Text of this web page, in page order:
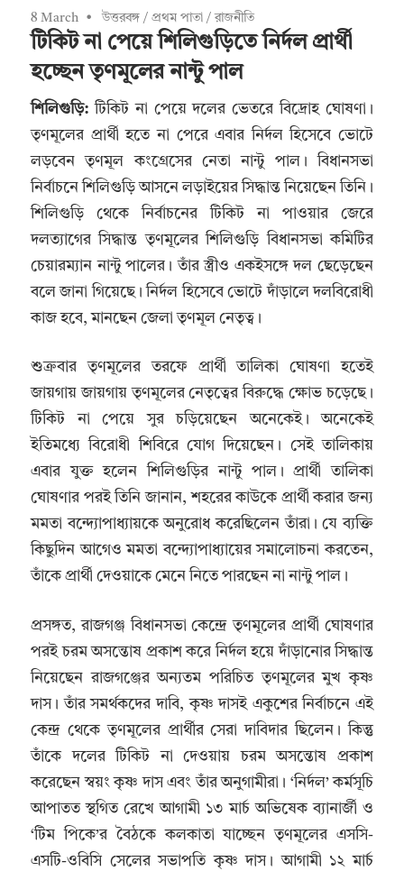
8 March উত্তরবঙ্গ / প্রথম পাতা /রাজনীতি
টিকিট না পেয়ে শিলিগুড়িতে নির্দল প্রার্থী
হচ্ছেন তৃণমূলের নান্টু পাল
শিলিগুড়ি: টিকিট না পেয়ে দলের ভেতরে বিদ্রোহ ঘোষণা।
তৃণমূলের প্রার্থী হতে না পেরে এবার নির্দল হিসেবে ভোটে
লড়বেন তৃণমূল কংগ্রেসের নেতা নান্টু পাল। বিধানসভা
নির্বাচনে শিলিগুড়ি আসনে লড়াইয়ের সিদ্ধান্ত নিয়েছেন তিনি।
শিলিগুড়ি থেকে নির্বাচনের টিকিট না পাওয়ার জেরে
দলত্যাগের সিদ্ধান্ত তৃণমূলের শিলিগুড়ি বিধানসভা কমিটির
চেয়ারম্যান নান্টু পালের। তাঁর স্ত্রীও একইসঙ্গে দল ছেড়েছেন
বলে জানা গিয়েছে। নির্দল হিসেবে ভোটে দাঁড়ালে দলবিরোধী
কাজ হবে, মানছেন জেলা তৃণমূল নেতৃত্ব।
শুক্রবার তৃণমূলের তরফে প্রার্থী তালিকা ঘোষণা হতেই
জায়গায় জায়গায় তৃণমূলের নেতৃত্বের বিরুদ্ধে ক্ষোভ চড়েছে।
টিকিট না পেয়ে সুর চড়িয়েছেন অনেকেই। অনেকেই
ইতিমধ্যে বিরোধী শিবিরে যোগ দিয়েছেন। সেই তালিকায়
এবার যুক্ত হলেন শিলিগুড়ির নান্টু পাল। প্রার্থী তালিকা
ঘোষণার পরই তিনি জানান, শহরের কাউকে প্রার্থী করার জন্য
মমতা বন্দ্যোপাধ্যায়কে অনুরোধ করেছিলেন তাঁরা। যে ব্যক্তি
কিছুদিন আগেও মমতা বন্দ্যোপাধ্যায়ের সমালোচনা করতেন,
তাঁকে প্রার্থী দেওয়াকে মেনে নিতে পারছেন না নান্টু পাল।
প্রসঙ্গত, রাজগঞ্জ বিধানসভা কেন্দ্রে তৃণমূলের প্রার্থী ঘোষণার
পরই চরম অসন্তোষ প্রকাশ করে নির্দল হয়ে দাঁড়ানোর সিদ্ধান্ত
নিয়েছেন রাজগঞ্জের অন্যতম পরিচিত তৃণমূলের মুখ কৃষ্ণ
দাস। তাঁর সমর্থকদের দাবি, কৃষ্ণ দাসই একুশের নির্বাচনে এই
কেন্দ্র থেকে তৃণমূলের প্রার্থীর সেরা দাবিদার ছিলেন। কিন্তু
তাঁকে দলের টিকিট না দেওয়ায় চরম অসন্তোষ প্রকাশ
করেছেন স্বয়ং কৃষ্ণ দাস এবং তাঁর অনুগামীরা। ‘নির্দল’ কর্মসূচি
আপাতত স্থগিত রেখে আগামী ১৩ মার্চ অভিষেক ব্যানার্জী ও
‘টিম পিকে’র বৈঠকে কলকাতা যাচ্ছেন তৃণমূলের এসসি-
এসটি-ওবিসি সেলের সভাপতি কৃষ্ণ দাস। আগামী ১২ মার্চ